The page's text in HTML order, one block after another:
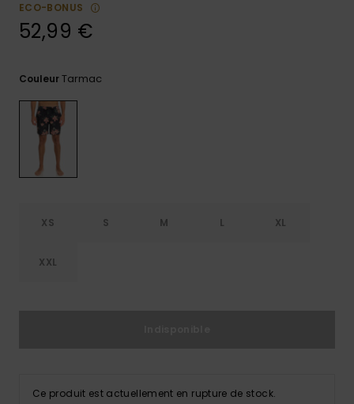
la FAQ
ECO-BONUS
52,99 €
CouleurTarmac
XS S M L XL
XXL
Ce produit est actuellement en rupture de stock.